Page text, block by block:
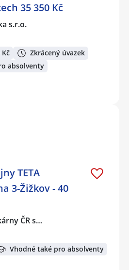
35 350 Kč
s.r.o.
Kč
Zkrácený úvazek
absolventy
TETA
3-Žižkov - 40
ČR s…
Vhodné také pro absolventy